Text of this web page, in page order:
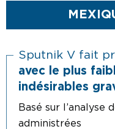
Sputnik V fait
avec le plus
indésirables
Basé sur l’analyse
administrées